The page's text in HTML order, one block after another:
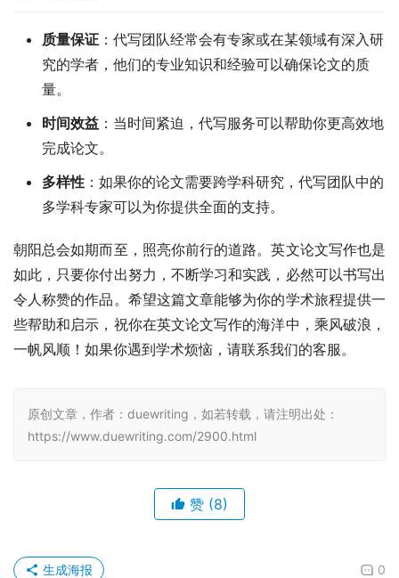
质量保证 ：代写团队经常会有专家或在某领域有深入研
究的学者，他们的专业知识和经验可以确保论文的质
量。
时间效益 ：当时间紧迫，代写服务可以帮助你更高效地
完成论文。
多样性 ：如果你的论文需要跨学科研究，代写团队中的
多学科专家可以为你提供全面的支持。
朝阳总会如期而至，照亮你前行的道路。英文论文写作也是
如此，只要你付出努力，不断学习和实践，必然可以书写出
令人称赞的作品。希望这篇文章能够为你的学术旅程提供一
些帮助和启示，祝你在英文论文写作的海洋中，乘风破浪，
一帆风顺！如果你遇到学术烦恼，请联系我们的客服。
原创文章，作者：duewriting，如若转载，请注明出处：
https://www.duewriting.com/2900.html
赞 (8)
0
生成海报